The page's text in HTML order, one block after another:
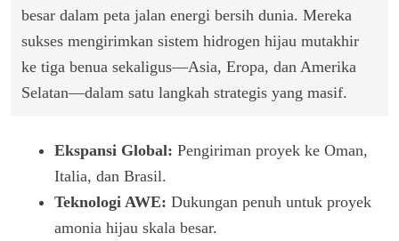
besar dalam peta jalan energi bersih dunia. Mereka
sukses mengirimkan sistem hidrogen hijau mutakhir
ke tiga benua sekaligus—Asia, Eropa, dan Amerika
Selatan—dalam satu langkah strategis yang masif.
Ekspansi Global: Pengiriman proyek ke Oman,
Italia, dan Brasil.
Teknologi AWE: Dukungan penuh untuk proyek
amonia hijau skala besar.